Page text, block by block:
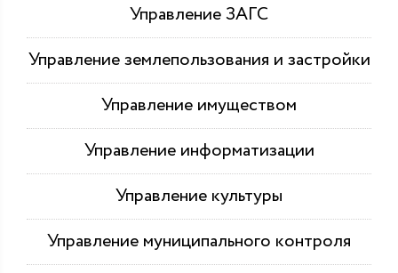
Управление ЗАГС
Управление землепользования и застройки
Управление имуществом
Управление информатизации
Управление культуры
Управление муниципального контроля